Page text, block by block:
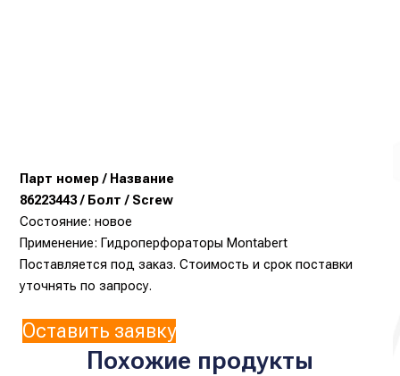
Парт номер / Название
86223443 / Болт / Screw
Состояние: новое
Применение: Гидроперфораторы Montabert
Поставляется под заказ. Стоимость и срок поставки
уточнять по запросу.
Оставить заявку
Похожие продукты